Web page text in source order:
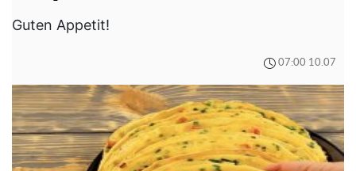
Guten Appetit!
07:00 10.07